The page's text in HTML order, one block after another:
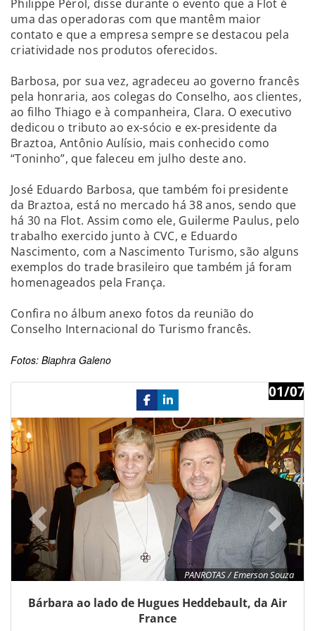
Philippe Pérol, disse durante o evento que a Flot é
uma das operadoras com que mantêm maior
contato e que a empresa sempre se destacou pela
criatividade nos produtos oferecidos.
Barbosa, por sua vez, agradeceu ao governo francês
pela honraria, aos colegas do Conselho, aos clientes,
ao filho Thiago e à companheira, Clara. O executivo
dedicou o tributo ao ex-sócio e ex-presidente da
Braztoa, Antônio Aulísio, mais conhecido como
“Toninho”, que faleceu em julho deste ano.
José Eduardo Barbosa, que também foi presidente
da Braztoa, está no mercado há 38 anos, sendo que
há 30 na Flot. Assim como ele, Guilerme Paulus, pelo
trabalho exercido junto à CVC, e Eduardo
Nascimento, com a Nascimento Turismo, são alguns
exemplos do trade brasileiro que também já foram
homenageados pela França.
Confira no álbum anexo fotos da reunião do
Conselho Internacional do Turismo francês.
Fotos: Biaphra Galeno
PANROTAS / Emerson Souza
01/07
Bárbara ao lado de Hugues Heddebault, da Air
France
Previous